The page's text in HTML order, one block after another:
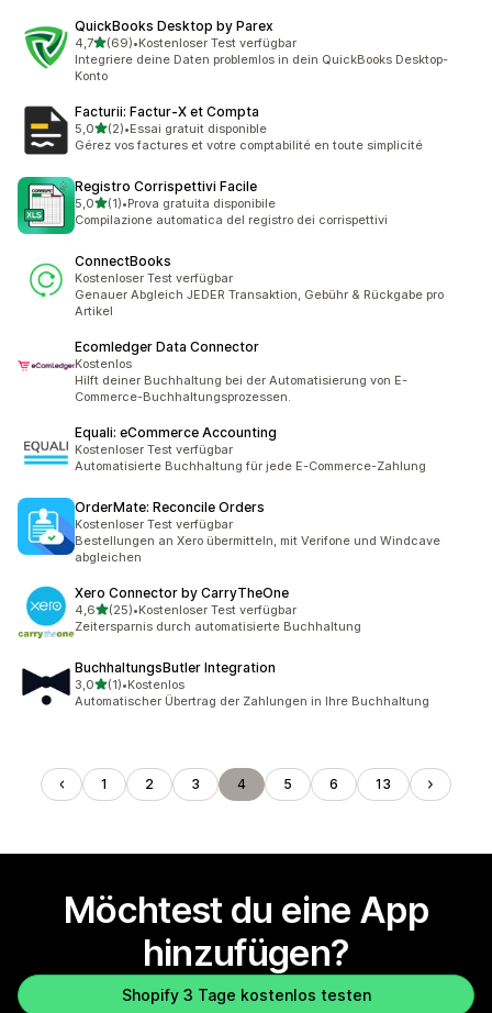
QuickBooks Desktop by Parex
4,7von 5 Sternen
(69)
69 Rezensionen insgesamt
•Kostenloser Test verfügbar
Integriere deine Daten problemlos in dein QuickBooks Desktop-
Konto
Facturii: Factur‑X et Compta
5,0von 5 Sternen
(2)
2 Rezensionen insgesamt
•Essai gratuit disponible
Gérez vos factures et votre comptabilité en toute simplicité
Registro Corrispettivi Facile
5,0von 5 Sternen
(1)
1 Rezensionen insgesamt
•Prova gratuita disponibile
Compilazione automatica del registro dei corrispettivi
ConnectBooks
Kostenloser Test verfügbar
Genauer Abgleich JEDER Transaktion, Gebühr & Rückgabe pro
Artikel
Ecomledger Data Connector
Kostenlos
Hilft deiner Buchhaltung bei der Automatisierung von E-
Commerce-Buchhaltungsprozessen.
Equali: eCommerce Accounting
Kostenloser Test verfügbar
Automatisierte Buchhaltung für jede E-Commerce-Zahlung
OrderMate: Reconcile Orders
Kostenloser Test verfügbar
Bestellungen an Xero übermitteln, mit Verifone und Windcave
abgleichen
Xero Connector by CarryTheOne
4,6von 5 Sternen
(25)
25 Rezensionen insgesamt
•Kostenloser Test verfügbar
Zeitersparnis durch automatisierte Buchhaltung
BuchhaltungsButler Integration
3,0von 5 Sternen
(1)
1 Rezensionen insgesamt
•Kostenlos
Automatischer Übertrag der Zahlungen in Ihre Buchhaltung
1 2 3 4 5 6 13
Möchtest du eine App
hinzufügen?
Shopify 3 Tage kostenlos testen